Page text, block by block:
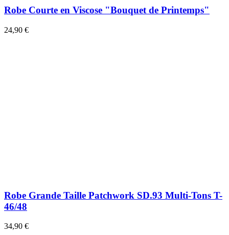
Robe Courte en Viscose "Bouquet de Printemps"
24,90 €
Robe Grande Taille Patchwork SD.93 Multi-Tons T-
46/48
34,90 €